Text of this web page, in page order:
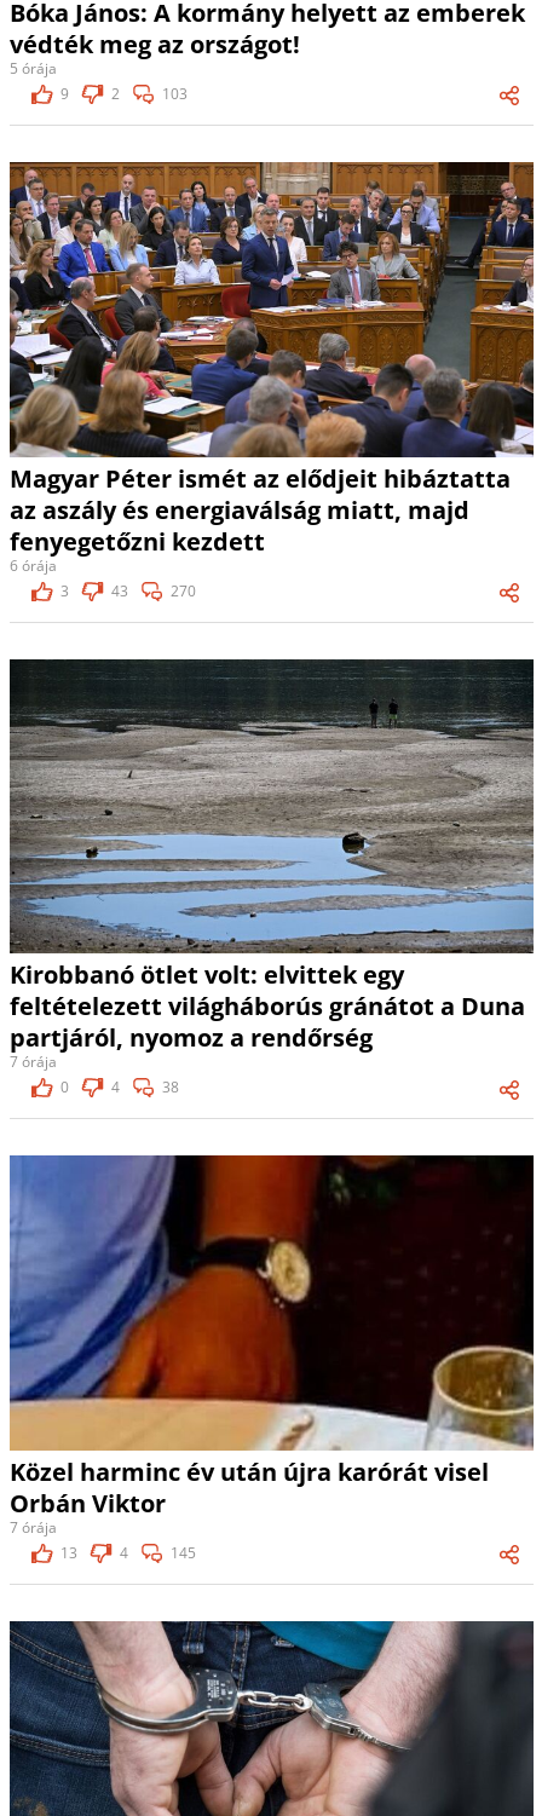
Bóka János: A kormány helyett az emberek
védték meg az országot!
5 órája
9
2 103
Magyar Péter ismét az elődjeit hibáztatta
az aszály és energiaválság miatt, majd
fenyegetőzni kezdett
6 órája
3
43 270
Kirobbanó ötlet volt: elvittek egy
feltételezett világháborús gránátot a Duna
partjáról, nyomoz a rendőrség
7 órája
0
4 38
Közel harminc év után újra karórát visel
Orbán Viktor
7 órája
13
4 145